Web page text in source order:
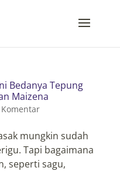
Bedanya Tepung
Maizena
Komentar
mungkin sudah
Tapi bagaimana
seperti sagu,